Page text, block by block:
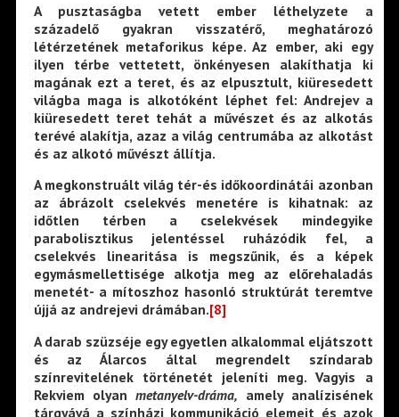
A pusztaságba vetett ember léthelyzete a
századelő gyakran visszatérő, meghatározó
létérzetének metaforikus képe. Az ember, aki egy
ilyen térbe vettetett, önkényesen alakíthatja ki
magának ezt a teret, és az elpusztult, kiüresedett
világba maga is alkotóként léphet fel: Andrejev a
kiüresedett teret tehát a művészet és az alkotás
terévé alakítja, azaz a világ centrumába az alkotást
és az alkotó művészt állítja.
A megkonstruált világ tér-és időkoordinátái azonban
az ábrázolt cselekvés menetére is kihatnak: az
időtlen térben a cselekvések mindegyike
parabolisztikus jelentéssel ruházódik fel, a
cselekvés linearitása is megszűnik, és a képek
egymásmellettisége alkotja meg az előrehaladás
menetét- a mítoszhoz hasonló struktúrát teremtve
újjá az andrejevi drámában.[8]
A darab szüzséje egy egyetlen alkalommal eljátszott
és az Álarcos által megrendelt színdarab
színrevitelének történetét jeleníti meg. Vagyis a
Rekviem olyanmetanyelv-dráma, amely analízisének
tárgyává a színházi kommunikáció elemeit és azok